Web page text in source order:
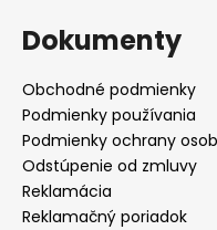
Dokumenty
Obchodné podmienky
Podmienky používania
Podmienky ochrany
Odstúpenie od zmluvy
Reklamácia
Reklamačný poriadok